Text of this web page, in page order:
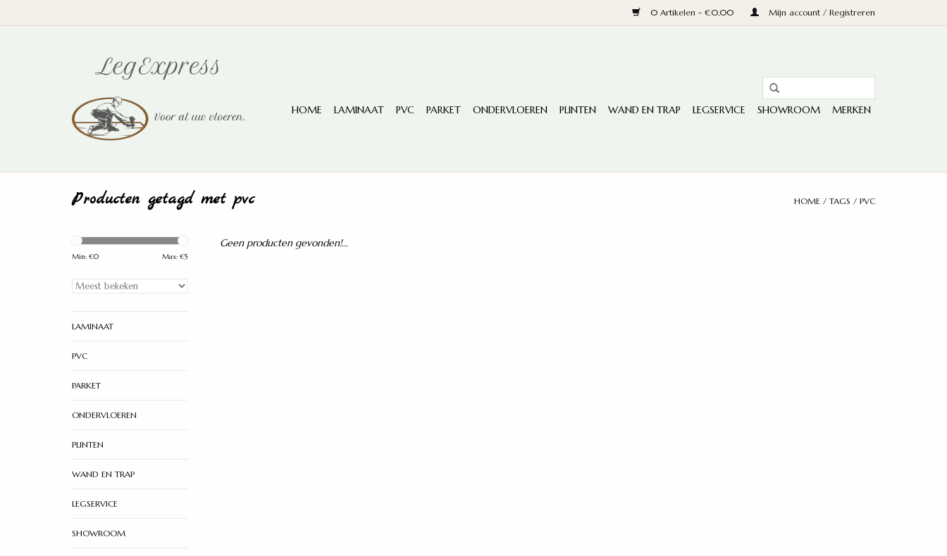
0 Artikelen - €0,00 Mijn account / Registreren
HOME LAMINAAT PVC PARKET ONDERVLOEREN PLINTEN WAND EN TRAP LEGSERVICE SHOWROOM MERKEN
Producten getagd met pvc HOME /TAGS / PVC
Min: €0 Max: €5
LAMINAAT
PVC
PARKET
ONDERVLOEREN
PLINTEN
WAND EN TRAP
LEGSERVICE
SHOWROOM
Geen producten gevonden!...